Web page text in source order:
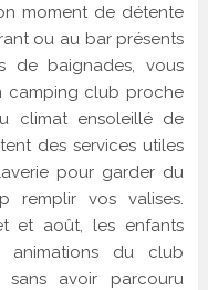
moment de détente
ou au bar présents
de baignades, vous
camping club proche
climat ensoleillé de
des services utiles
pour garder du
vos valises.
et août, les enfants
animations du club
avoir parcouru